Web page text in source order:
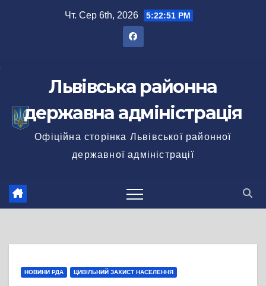
Чт. Сер 6th, 2026 5:22:51 PM
Львівська районна
державна адміністрація
Офіційна сторінка Львівської районної
державної адміністрації
НОВИНИ РДА ЦИВІЛЬНИЙ ЗАХИСТ НАСЕЛЕННЯ